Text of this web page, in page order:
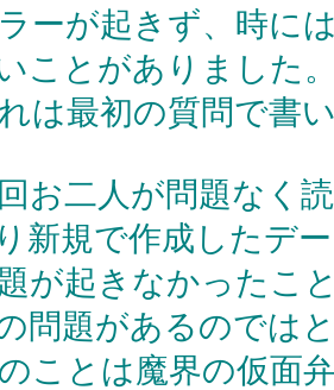
ーが起きず、時に
ことがありました
は最初の質問で書
お二人が問題なく
新規で作成したデ
が起きなかったこ
問題があるのでは
ことは魔界の仮面